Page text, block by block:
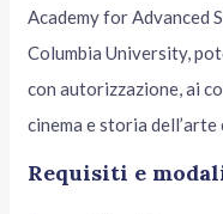
Academy for Advanced
Columbia University,
con autorizzazione, ai
cinema e storia
Requisiti e